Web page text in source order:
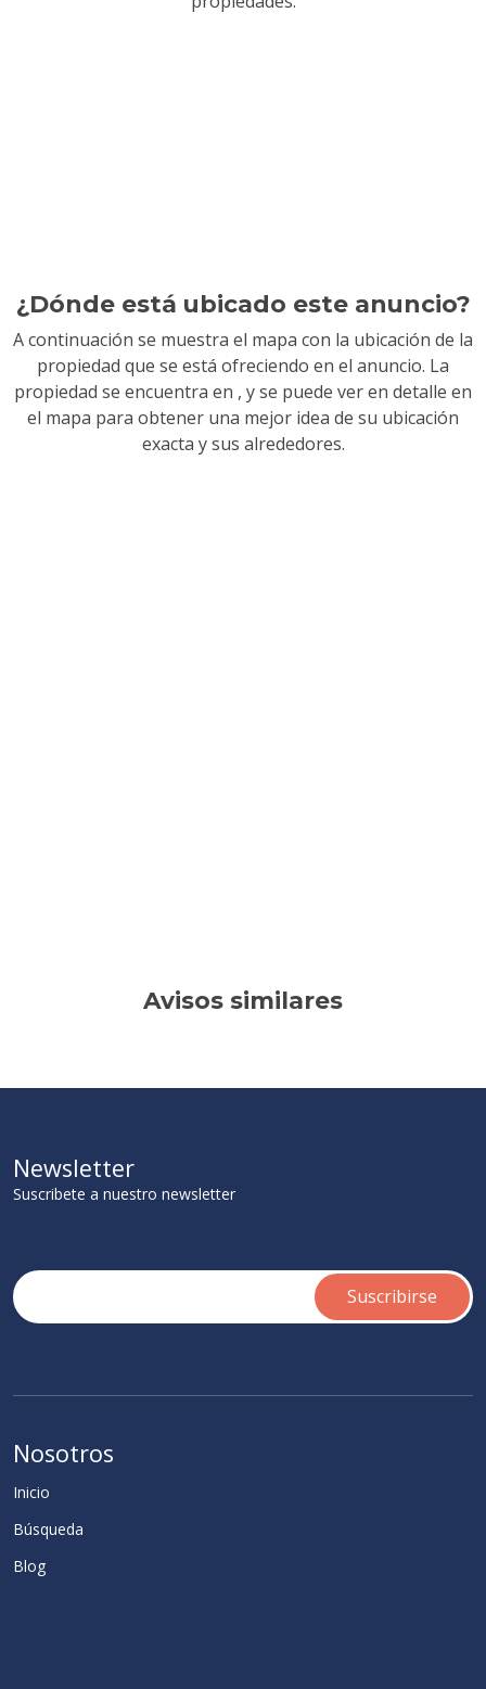
¿Dónde está ubicado este anuncio?
A continuación se muestra el mapa con la ubicación de la
propiedad que se está ofreciendo en el anuncio. La
propiedad se encuentra en , y se puede ver en detalle en
el mapa para obtener una mejor idea de su ubicación
exacta y sus alrededores.
Avisos similares
Newsletter
Suscribete a nuestro newsletter
Nosotros
Inicio
Búsqueda
Blog